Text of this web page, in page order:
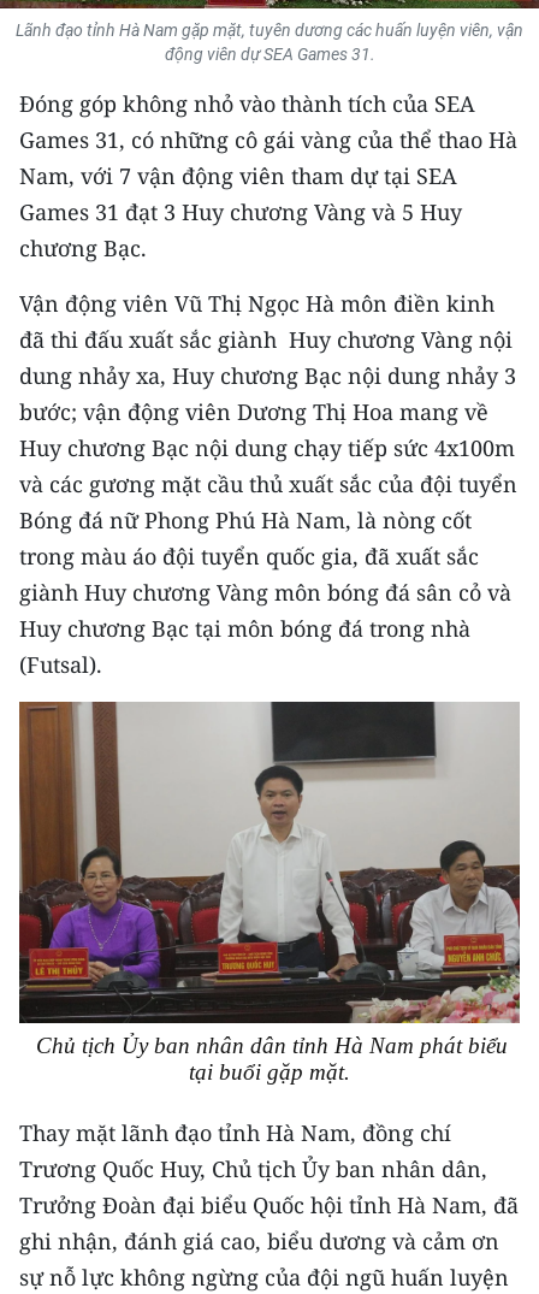
MÔI TRƯỜNG
KIỂM CHỨNG THÔNG TIN
TRI THỨC CHUYÊN SÂU
54 DÂN TỘC VIỆT NAM
CHƯƠNG TRÌNH OCOP - MỖI XÃ
MỘT SẢN PHẨM
RADIO
MEDIA CENTER
E-Magazine
Video
Media Chính trị
Media Kinh tế
Media Văn hóa
Media Xã hội
Media Pháp luật
Media Du lịch
Media Thế giới
Media Thể thao
Media Giáo dục
Media Khoa học - Công nghệ
Media Môi trường
Ảnh
Lãnh đạo tỉnh Hà Nam gặp mặt, tuyên dương các huấn luyện viên, vận
động viên dự SEA Games 31.
Đóng góp không nhỏ vào thành tích của SEA
Games 31, có những cô gái vàng của thể thao Hà
Nam, với 7 vận động viên tham dự tại SEA
Games 31 đạt 3 Huy chương Vàng và 5 Huy
chương Bạc.
Vận động viên Vũ Thị Ngọc Hà môn điền kinh
đã thi đấu xuất sắc giành Huy chương Vàng nội
dung nhảy xa, Huy chương Bạc nội dung nhảy 3
bước; vận động viên Dương Thị Hoa mang về
Huy chương Bạc nội dung chạy tiếp sức 4x100m
và các gương mặt cầu thủ xuất sắc của đội tuyển
Bóng đá nữ Phong Phú Hà Nam, là nòng cốt
trong màu áo đội tuyển quốc gia, đã xuất sắc
giành Huy chương Vàng môn bóng đá sân cỏ và
Huy chương Bạc tại môn bóng đá trong nhà
(Futsal).
Chủ tịch Ủy ban nhân dân tỉnh Hà Nam phát biểu
tại buổi gặp mặt.
Thay mặt lãnh đạo tỉnh Hà Nam, đồng chí
Trương Quốc Huy, Chủ tịch Ủy ban nhân dân,
Trưởng Đoàn đại biểu Quốc hội tỉnh Hà Nam, đã
ghi nhận, đánh giá cao, biểu dương và cảm ơn
sự nỗ lực không ngừng của đội ngũ huấn luyện